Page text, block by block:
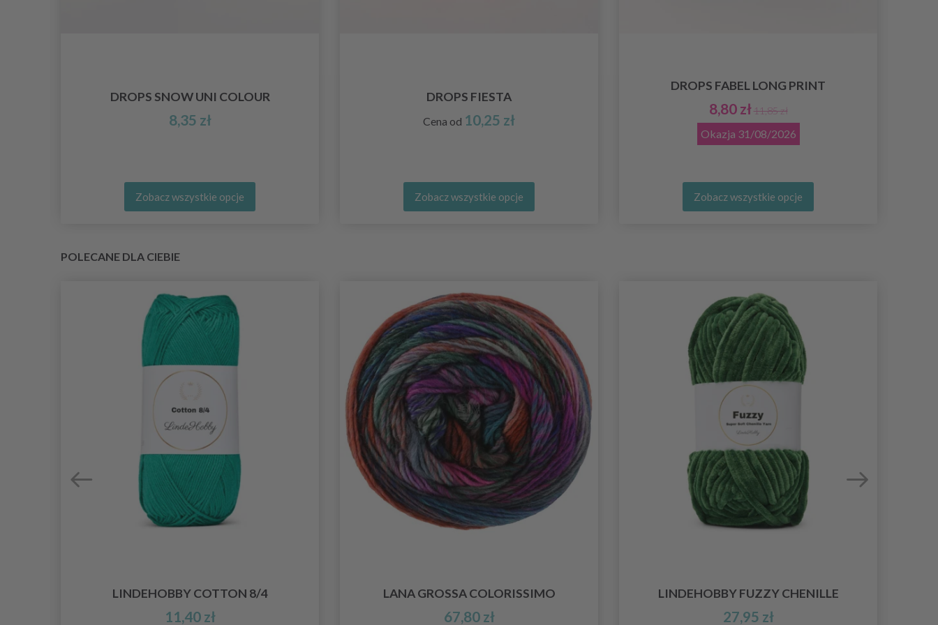
DROPS SNOW UNI COLOUR
8,35 zł
Zobacz wszystkie opcje
DROPS FIESTA
Cena od 10,25 zł
Zobacz wszystkie opcje
DROPS FABEL LONG PRINT
8,80 zł 11,85 zł
Okazja 31/08/2026
Zobacz wszystkie opcje
POLECANE DLA CIEBIE
LINDEHOBBY COTTON 8/4
11,40 zł
LANA GROSSA COLORISSIMO
67,80 zł
LINDEHOBBY FUZZY CHENILLE
27,95 zł